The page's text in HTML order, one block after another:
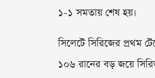
১-১ সমতায় শেষ হয়।
সিলেটে সিরিজের প্রথম
১০৬ রানের বড় জয়ে